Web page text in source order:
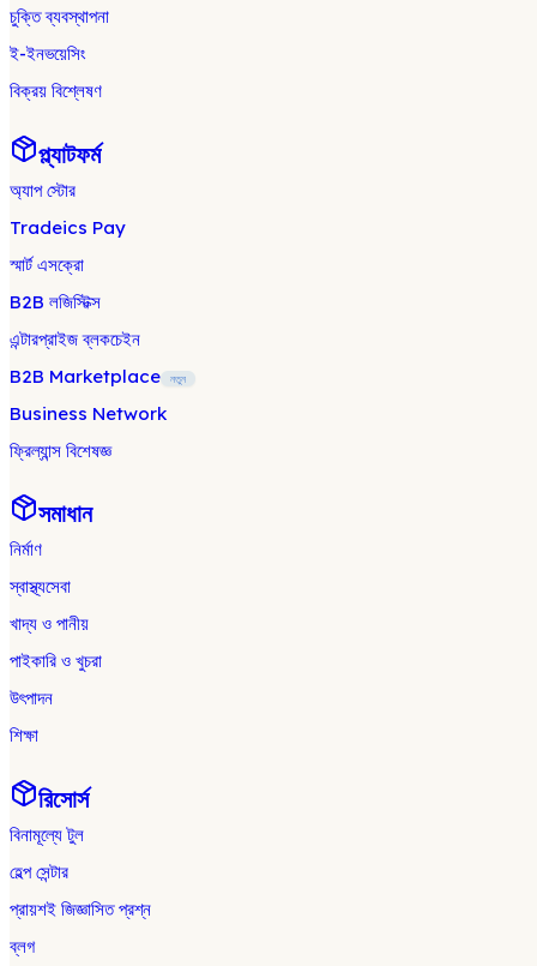
চুক্তি ব্যবস্থাপনা
ই-ইনভয়েসিং
বিক্রয় বিশ্লেষণ
প্ল্যাটফর্ম
অ্যাপ স্টোর
Tradeics Pay
স্মার্ট এসক্রো
B2B লজিস্টিক্স
এন্টারপ্রাইজ ব্লকচেইন
B2B Marketplace
নতুন
Business Network
ফ্রিল্যান্স বিশেষজ্ঞ
সমাধান
নির্মাণ
স্বাস্থ্যসেবা
খাদ্য ও পানীয়
পাইকারি ও খুচরা
উৎপাদন
শিক্ষা
রিসোর্স
বিনামূল্যে টুল
হেল্প সেন্টার
প্রায়শই জিজ্ঞাসিত প্রশ্ন
ব্লগ